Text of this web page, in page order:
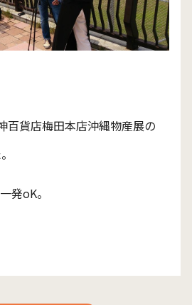
百貨店梅田本店沖縄物産展の
発oK。